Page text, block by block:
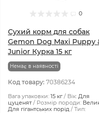
0
Сухий корм для собак
Gemon Dog Maxi Puppy
Junior Курка 15 кг
Немає в наявності
Код товару: 70386234
Вага упаковки: 15 кг Вік: Для
цуценят
Розмір породи:
Для гігантських порід
Тип: